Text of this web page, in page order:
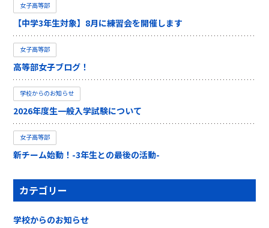
女子高等部
【中学3年生対象】8月に練習会を開催します
女子高等部
高等部女子ブログ！
学校からのお知らせ
2026年度生一般入学試験について
女子高等部
新チーム始動！-3年生との最後の活動-
カテゴリー
学校からのお知らせ